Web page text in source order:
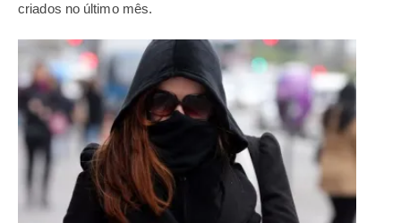
criados no último mês.